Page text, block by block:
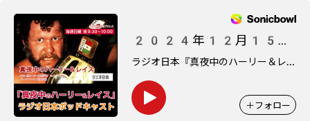
2024年12月15日 vs デイビーボーイ・スミスJr.（全日本プロレス）
ラ
ジオ日本『真夜中のハーリー＆レイス』ポッドキャスト
＋フォロー